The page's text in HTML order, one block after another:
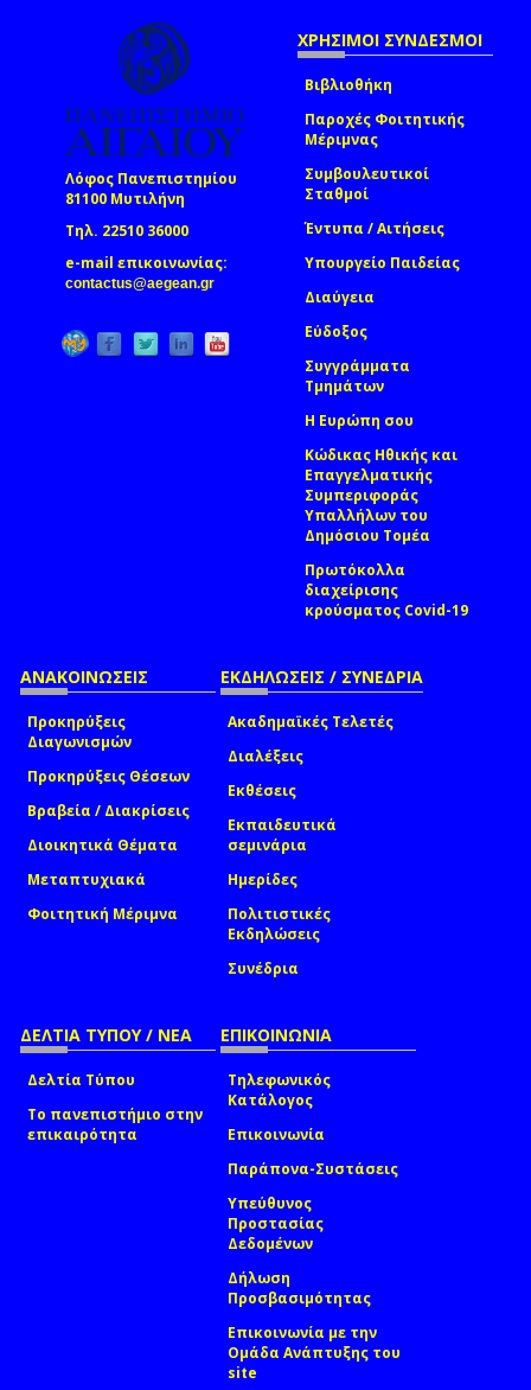
Λόφος Πανεπιστημίου
81100 Μυτιλήνη
Τηλ. 22510 36000
e-mail επικοινωνίας:
contactus@aegean.gr
ΧΡΗΣΙΜΟΙ ΣΥΝΔΕΣΜΟΙ
Βιβλιοθήκη
Παροχές Φοιτητικής
Μέριμνας
Συμβουλευτικοί
Σταθμοί
Έντυπα / Αιτήσεις
Υπουργείο Παιδείας
Διαύγεια
Εύδοξος
Συγγράμματα
Τμημάτων
Η Ευρώπη σου
Κώδικας Ηθικής και
Επαγγελματικής
Συμπεριφοράς
Υπαλλήλων του
Δημόσιου Τομέα
Πρωτόκολλα
διαχείρισης
κρούσματος Covid-19
ΑΝΑΚΟΙΝΩΣΕΙΣ
Προκηρύξεις
Διαγωνισμών
Προκηρύξεις Θέσεων
Βραβεία / Διακρίσεις
Διοικητικά Θέματα
Μεταπτυχιακά
Φοιτητική Μέριμνα
ΕΚΔΗΛΩΣΕΙΣ / ΣΥΝΕΔΡΙΑ
Ακαδημαϊκές Τελετές
Διαλέξεις
Εκθέσεις
Εκπαιδευτικά
σεμινάρια
Ημερίδες
Πολιτιστικές
Εκδηλώσεις
Συνέδρια
ΔΕΛΤΙΑ ΤΥΠΟΥ / ΝΕΑ
Δελτία Τύπου
Το πανεπιστήμιο στην
επικαιρότητα
ΕΠΙΚΟΙΝΩΝΙΑ
Τηλεφωνικός
Κατάλογος
Επικοινωνία
Παράπονα-Συστάσεις
Υπεύθυνος
Προστασίας
Δεδομένων
Δήλωση
Προσβασιμότητας
Επικοινωνία με την
Ομάδα Ανάπτυξης του
site